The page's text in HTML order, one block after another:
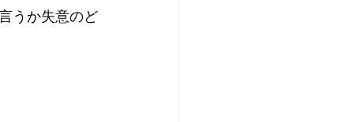
うか失意のど